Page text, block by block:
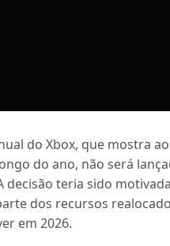
do Xbox, que mostra
do ano, não será
decisão teria sido
dos recursos
em 2026.